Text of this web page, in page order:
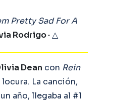
Pretty Sad For A
Rodrigo ·△
Dean con Rein
La canción,
año, llegaba al #1